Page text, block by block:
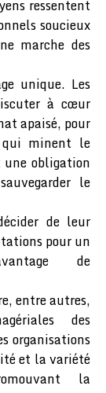
ressentent
soucieux
marche des
unique. Les
à cœur
apaisé, pour
minent le
une obligation
le
de leur
pour un
de
entre autres,
des
organisations
et la variété
la